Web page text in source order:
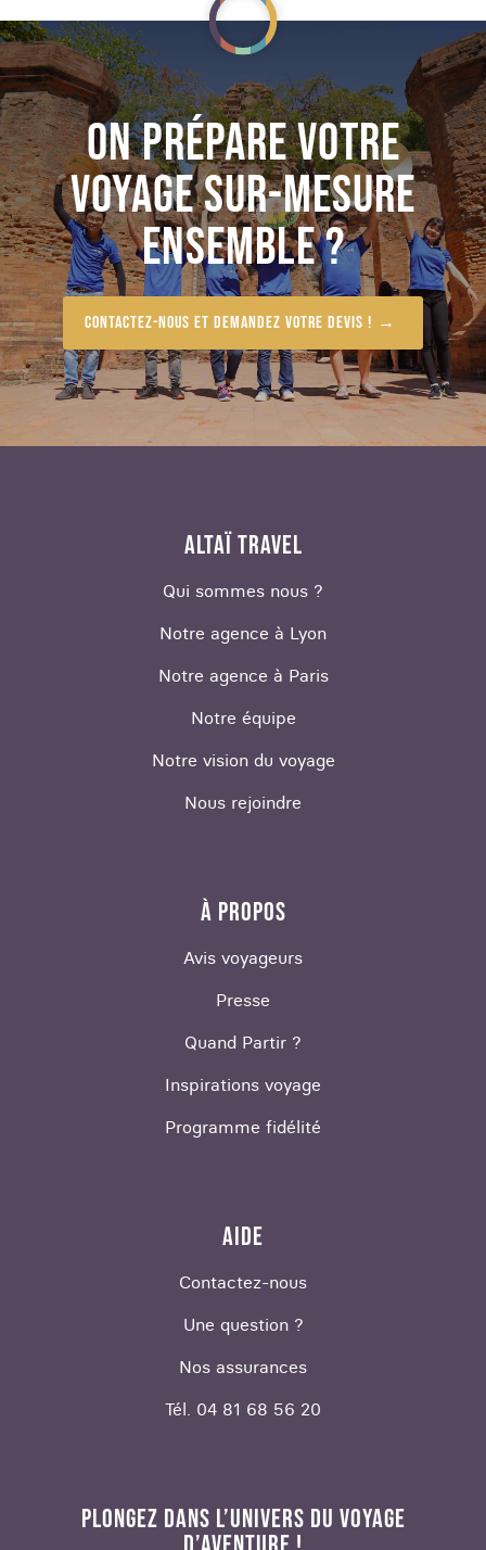
ON PRÉPARE VOTRE
VOYAGE SUR-MESURE
ENSEMBLE ?
Contactez-nous et demandez votre devis !
ALTAÏ TRAVEL
Qui sommes nous ?
Notre agence à Lyon
Notre agence à Paris
Notre équipe
Notre vision du voyage
Nous rejoindre
À PROPOS
Avis voyageurs
Presse
Quand Partir ?
Inspirations voyage
Programme fidélité
AIDE
Contactez-nous
Une question ?
Nos assurances
Tél. 04 81 68 56 20
PLONGEZ DANS L’UNIVERS DU VOYAGE